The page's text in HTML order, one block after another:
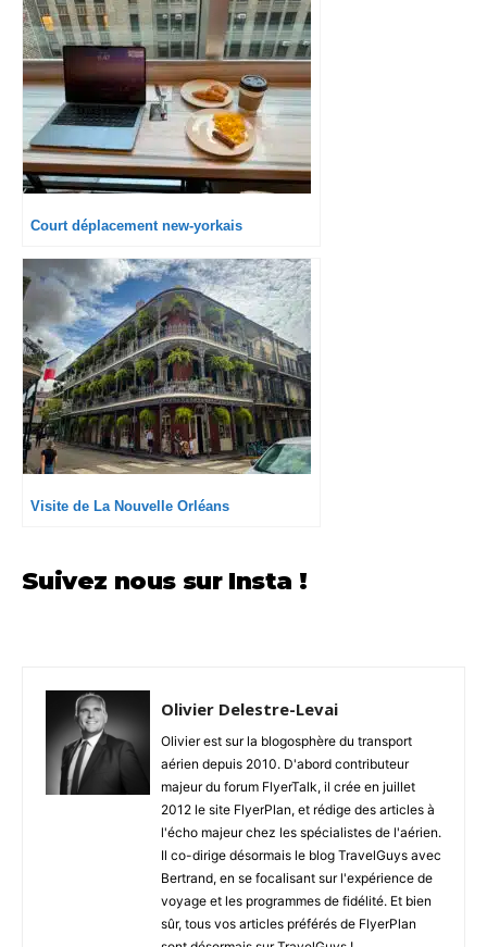
Court déplacement new-yorkais
Visite de La Nouvelle Orléans
Suivez nous sur Insta !
Olivier Delestre-Levai
Olivier est sur la blogosphère du transport
aérien depuis 2010. D'abord contributeur
majeur du forum FlyerTalk, il crée en juillet
2012 le site FlyerPlan, et rédige des articles à
l'écho majeur chez les spécialistes de l'aérien.
Il co-dirige désormais le blog TravelGuys avec
Bertrand, en se focalisant sur l'expérience de
voyage et les programmes de fidélité. Et bien
sûr, tous vos articles préférés de FlyerPlan